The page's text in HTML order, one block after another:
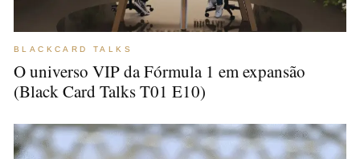
BLACKCARD TALKS
O universo VIP da Fórmula 1 em expansão
(Black Card Talks T01 E10)